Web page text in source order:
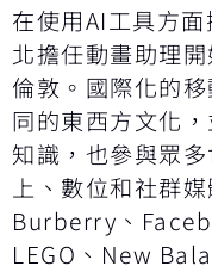
在使用AI工具方
北擔任動畫助理
倫敦。國際化的
同的東西方文化
知識，也參與眾
上、數位和社群
Burberry、
LEGO、New